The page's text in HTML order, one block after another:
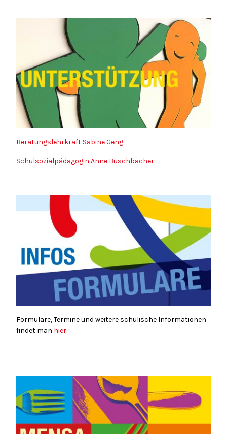
Beratungslehrkraft Sabine Geng
Schulsozialpädagogin Anne Buschbacher
Formulare, Termine und weitere schulische Informationen
findet man hier.